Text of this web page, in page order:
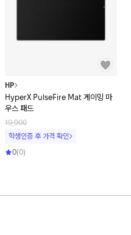
HP
HyperX PulseFire Mat 게이밍 마
우스 패드
19,900
학생인증 후 가격 확인
0(0)